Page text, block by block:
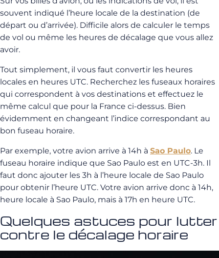
souvent indiqué l’heure locale de la destination (de
départ ou d’arrivée). Difficile alors de calculer le temps
de vol ou même les heures de décalage que vous allez
avoir.
Tout simplement, il vous faut convertir les heures
locales en heures UTC. Recherchez les fuseaux horaires
qui correspondent à vos destinations et effectuez le
même calcul que pour la France ci-dessus. Bien
évidemment en changeant l’indice correspondant au
bon fuseau horaire.
Par exemple, votre avion arrive à 14h à Sao Paulo. Le
fuseau horaire indique que Sao Paulo est en UTC-3h. Il
faut donc ajouter les 3h à l’heure locale de Sao Paulo
pour obtenir l’heure UTC. Votre avion arrive donc à 14h,
heure locale à Sao Paulo, mais à 17h en heure UTC.
Quelques astuces pour lutter
contre le décalage horaire